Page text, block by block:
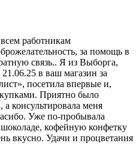
работникам
за помощь в
связь.. Я из Выборга,
в ваш магазин за
посетила впервые и,
Приятно было
а консультировала меня
Уже по-пробывала
кофейную конфетку
вкусно. Удачи и процветания